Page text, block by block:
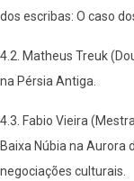
dos escribas: O caso
4.2. Matheus Treuk
na Pérsia Antiga.
4.3. Fabio Vieira
Baixa Núbia na Aurora
negociações culturais.